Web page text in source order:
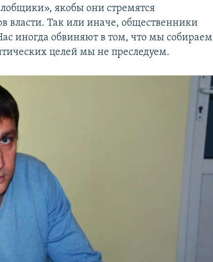
якобы они стремятся
власти. Так или иначе, общественники
иногда обвиняют в том, что мы собираем
целей мы не преследуем.